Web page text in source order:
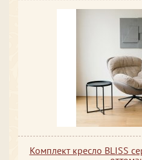
Комплект кресло BLISS